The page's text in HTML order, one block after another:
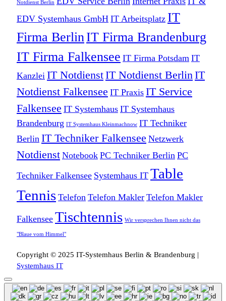
Notdienst Berlin
EDV Systemhaus GmbH IT Arbeitsplatz IT
Firma BerlinIT Firma Brandenburg
IT Firma Falkensee IT Firma Potsdam IT
Kanzlei IT NotdienstIT Notdienst BerlinIT
Notdienst Falkensee IT Praxis IT Service
Falkensee IT Systemhaus IT Systemhaus
Brandenburg IT Systemhaus Kleinmachnow IT Techniker
Berlin IT Techniker Falkensee Netzwerk
Notdienst Notebook PC Techniker Berlin PC
Techniker Falkensee Systemhaus IT Table
Tennis Telefon Telefon Makler Telefon Makler
Falkensee Tischtennis Wir versprechen Ihnen nicht das
"Blaue vom Himmel"
Copyright © 2025 IT-Systemhaus Berlin & Brandenburg |
Systemhaus IT